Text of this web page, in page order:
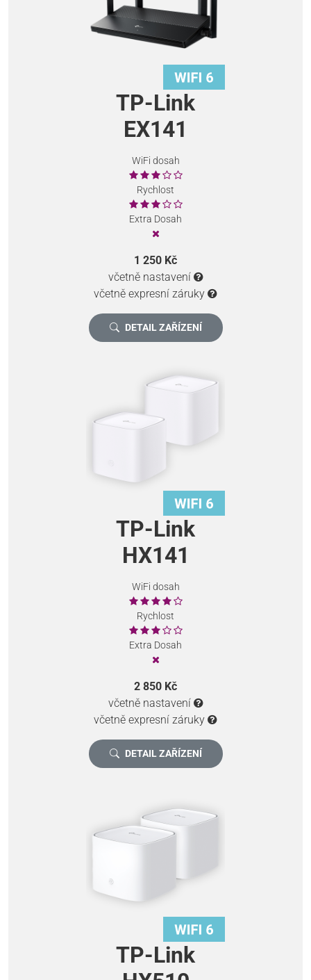
TP-Link
EX141
WiFi dosah
Rychlost
Extra Dosah
1 250 Kč
včetně nastavení
včetně expresní záruky
DETAIL ZAŘÍZENÍ
TP-Link
HX141
WiFi dosah
Rychlost
Extra Dosah
2 850 Kč
včetně nastavení
včetně expresní záruky
DETAIL ZAŘÍZENÍ
TP-Link